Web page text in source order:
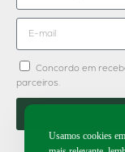
Concordo em
parceiros.
Usamos cookies